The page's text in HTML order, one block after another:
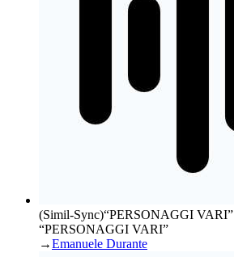
(Simil-Sync)“PERSONAGGI VARI”
“PERSONAGGI VARI”
→Emanuele Durante